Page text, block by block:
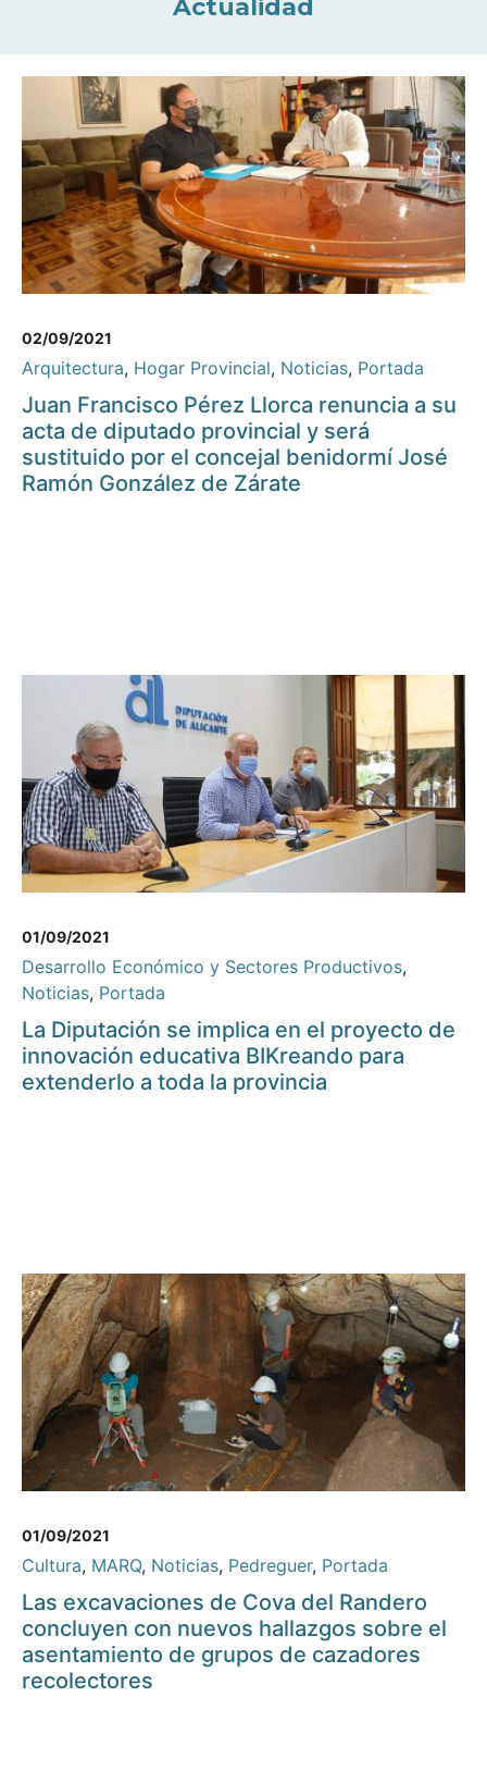
Actualidad
02/09/2021
Arquitectura, Hogar Provincial, Noticias, Portada
Juan Francisco Pérez Llorca renuncia a su
acta de diputado provincial y será
sustituido por el concejal benidormí José
Ramón González de Zárate
01/09/2021
Desarrollo Económico y Sectores Productivos,
Noticias, Portada
La Diputación se implica en el proyecto de
innovación educativa BIKreando para
extenderlo a toda la provincia
01/09/2021
Cultura, MARQ, Noticias, Pedreguer, Portada
Las excavaciones de Cova del Randero
concluyen con nuevos hallazgos sobre el
asentamiento de grupos de cazadores
recolectores